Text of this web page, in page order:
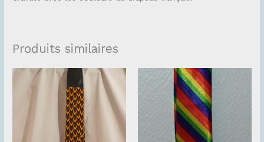
Produits similaires